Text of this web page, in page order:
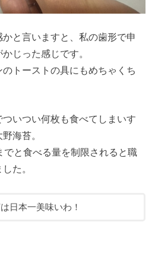
と言いますと、私の歯形で申
じった感じです。
トーストの具にもめちゃくち
いつい何枚も食べてしまいす
海苔。
でと食べる量を制限されると職
た。
日本一美味いわ！